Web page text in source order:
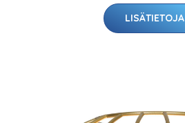
LISÄTIETOJA